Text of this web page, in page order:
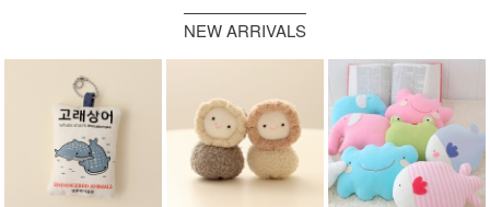
NEW ARRIVALS